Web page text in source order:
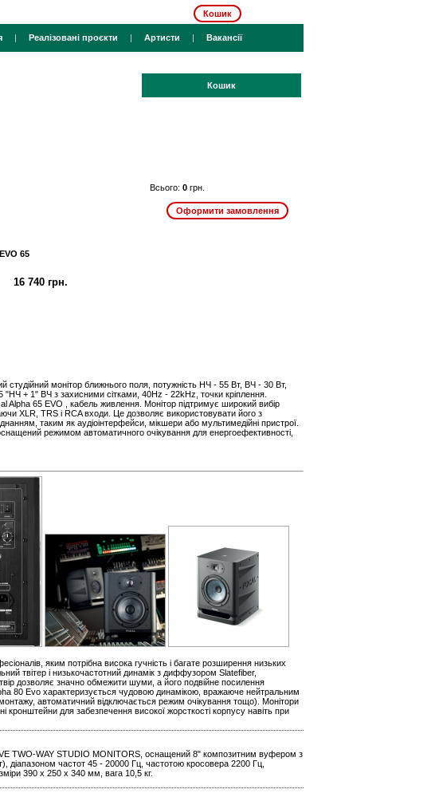
Кошик
| Реалізовані проєкти | Артисти | Вакансії
Кошик
Всього: 0 грн.
65
16 740 грн.
студійний монітор ближнього поля, потужність НЧ - 55 Вт, ВЧ - 30 Вт,
"НЧ + 1" ВЧ з захисними сітками, 40Hz - 22kHz, точки кріплення.
Alpha 65 EVO , кабель живлення. Монітор підтримує широкий вибір
XLR, TRS і RCA входи. Це дозволяє використовувати його з
таким як аудіоінтерфейси, мікшери або мультимедійні пристрої.
режимом автоматичного очікування для енергоефективності,
яким потрібна висока гучність і багате розширення низьких
твітер і низькочастотний динамік з диффузором Slatefiber,
дозволяє значно обмежити шуми, а його подвійне посилення
80 Evo характеризується чудовою динамікою, вражаюче нейтральним
автоматичний відключається режим очікування тощо). Монітори
для забезпечення високої жорсткості корпусу навіть при
TWO-WAY STUDIO MONITORS, оснащений 8" композитним вуфером з
діапазоном частот 45 - 20000 Гц, частотою кросовера 2200 Гц,
390 x 250 x 340 мм, вага 10,5 кг.